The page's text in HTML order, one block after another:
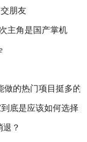
2020-04-10
朋友
2020-04-09
主角是国产掌机
2020-04-08
做的热门项目挺多的
2020-04-06
底是应该如何选择？
2020-04-06
？